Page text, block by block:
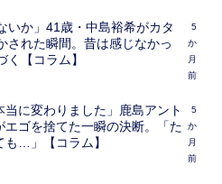
いか」41歳・中島裕希がカタ
された瞬間。昔は感じなかっ
く【コラム】
5
か
月
前
当に変わりました」鹿島アント
エゴを捨てた一瞬の決断。「た
も…」【コラム】
5
か
月
前